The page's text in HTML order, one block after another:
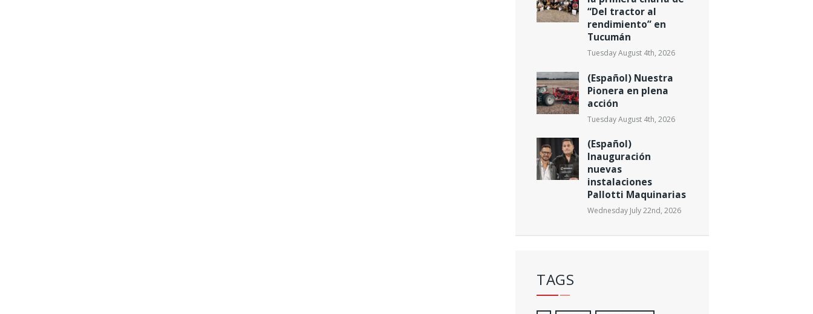
“Del tractor al
rendimiento” en
Tucumán
Tuesday August 4th, 2026
(Español) Nuestra
Pionera en plena
acción
Tuesday August 4th, 2026
(Español)
Inauguración
nuevas
instalaciones
Pallotti Maquinarias
Wednesday July 22nd, 2026
TAGS